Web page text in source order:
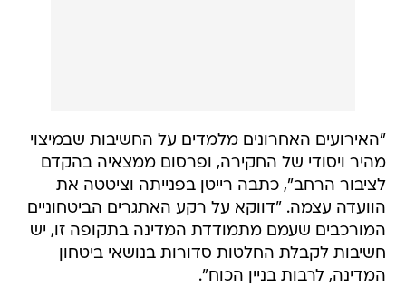
"האירועים האחרונים מלמדים על החשיבות שבמיצוי
מהיר ויסודי של החקירה, ופרסום ממצאיה בהקדם
לציבור הרחב", כתבה רייטן בפנייתה וציטטה את
הוועדה עצמה. "דווקא על רקע האתגרים הביטחוניים
המורכבים שעמם מתמודדת המדינה בתקופה זו, יש
חשיבות לקבלת החלטות סדורות בנושאי ביטחון
המדינה, לרבות בניין הכוח".